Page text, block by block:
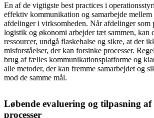
En af de vigtigste best practices i
effektiv kommunikation og samarbejde
afdelinger i virksomheden. Når afdelinger som
logistik og økonomi arbejder tæt sammen, kan
ressourcer, undgå flaskehalse og sikre, at der
misforståelser, der kan forsinke processer.
brug af fælles kommunikationsplatforme og
alle metoder, der kan fremme samarbejdet og
mod de samme mål.
Løbende evaluering og tilpasning af
processer